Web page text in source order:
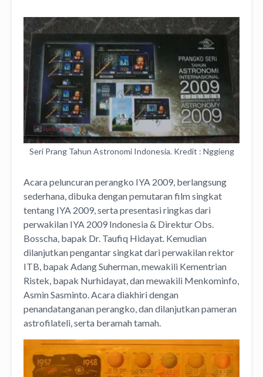
Seri Prang Tahun Astronomi Indonesia. Kredit : Nggieng
Acara peluncuran perangko IYA 2009, berlangsung
sederhana, dibuka dengan pemutaran film singkat
tentang IYA 2009, serta presentasi ringkas dari
perwakilan IYA 2009 Indonesia & Direktur Obs.
Bosscha, bapak Dr. Taufiq Hidayat. Kemudian
dilanjutkan pengantar singkat dari perwakilan rektor
ITB, bapak Adang Suherman, mewakili Kementrian
Ristek, bapak Nurhidayat, dan mewakili Menkominfo,
Asmin Sasminto. Acara diakhiri dengan
penandatanganan perangko, dan dilanjutkan pameran
astrofilateli, serta beramah tamah.